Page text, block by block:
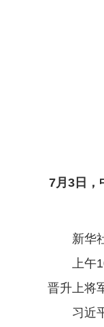
7月3日，
新华社
上午10
晋升上将
习近平